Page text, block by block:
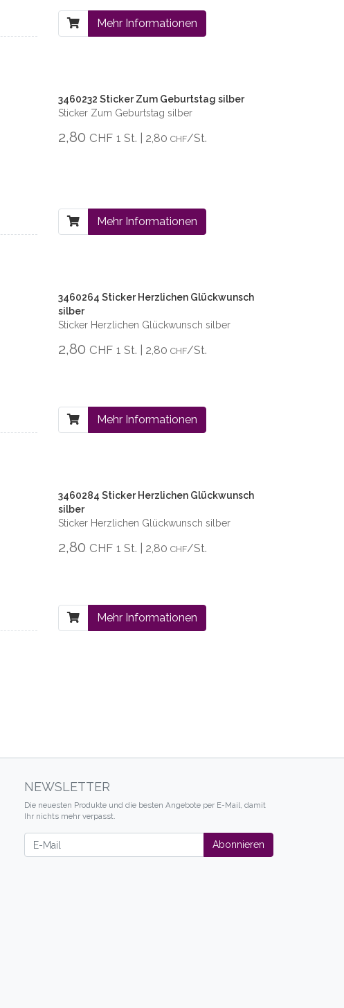
Mehr Informationen
3460232 Sticker Zum Geburtstag silber
Sticker Zum Geburtstag silber
2,80 CHF 1 St. | 2,80 CHF/St.
Mehr Informationen
3460264 Sticker Herzlichen Glückwunsch
silber
Sticker Herzlichen Glückwunsch silber
2,80 CHF 1 St. | 2,80 CHF/St.
Mehr Informationen
3460284 Sticker Herzlichen Glückwunsch
silber
Sticker Herzlichen Glückwunsch silber
2,80 CHF 1 St. | 2,80 CHF/St.
Mehr Informationen
NEWSLETTER
Die neuesten Produkte und die besten Angebote per E-Mail, damit
Ihr nichts mehr verpasst.
Newsletter Abonnieren